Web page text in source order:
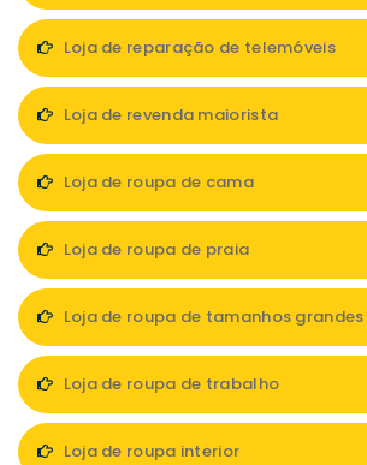
Loja de reparação de telemóveis
Loja de revenda maiorista
Loja de roupa de cama
Loja de roupa de praia
Loja de roupa de tamanhos grandes
Loja de roupa de trabalho
Loja de roupa interior